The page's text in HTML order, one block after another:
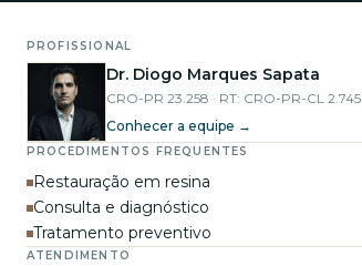
PROFISSIONAL
Dr. Diogo Marques Sapata
CRO-PR 23.258 · RT: CRO-PR-CL 2.745
Conhecer a equipe →
PROCEDIMENTOS FREQUENTES
Restauração em resina
Consulta e diagnóstico
Tratamento preventivo
ATENDIMENTO